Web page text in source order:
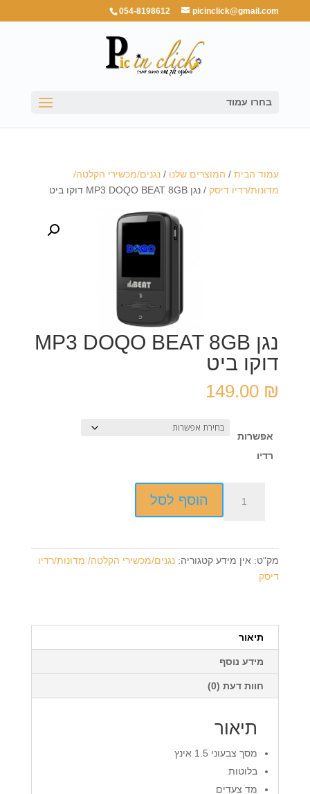
054-8198612 picinclick@gmail.com
בחרו עמוד
עמוד הבית/ המוצרים שלנו / נגנים/מכשירי הקלטה/
מדונות/רדיו דיסק/ נגן MP3 DOQO BEAT 8GB דוקו ביט
נגן MP3 DOQO BEAT 8GB
דוקו ביט
149.00 ₪
אפשרות
רדיו
8GB
הוסף לסל
מק"ט: אין מידע קטגוריה: נגנים/מכשירי הקלטה/ מדונות/רדיו
דיסק
תיאור
מידע נוסף
חוות דעת (0)
תיאור
מסך צבעוני 1.5 אינץ
בלוטות
מד צעדים